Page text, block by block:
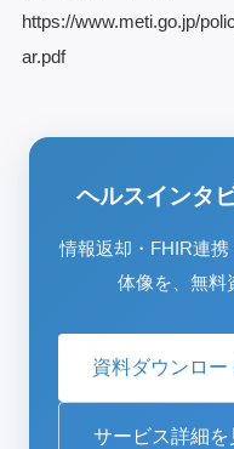
https://www.meti.go.jp/
ar.pdf
ヘルスインタ
情報返却・FHIR連
体像を、無料
資料ダウンロー
サービス詳細を